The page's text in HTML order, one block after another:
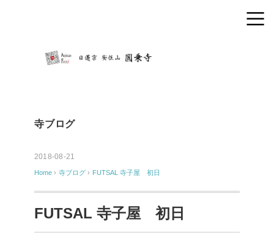
寺ブログ
2018-08-21
Home › 寺ブログ › FUTSAL 寺子屋 初日
FUTSAL 寺子屋 初日